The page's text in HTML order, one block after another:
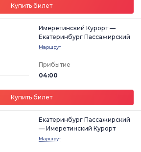
Купить билет
Имеретинский Курорт —
Екатеринбург Пассажирский
Маршрут
Прибытие
04:00
Купить билет
Екатеринбург Пассажирский
— Имеретинский Курорт
Маршрут